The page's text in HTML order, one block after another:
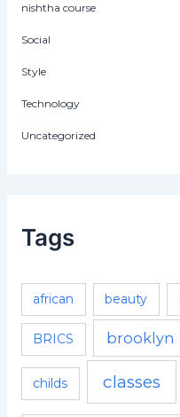
nishtha course
Social
Style
Technology
Uncategorized
Tags
african beauty
BRICS brooklyn
childs classes